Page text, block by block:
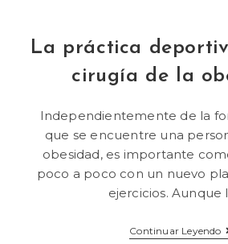
La práctica
cirugía de la
Independientemente de la
que se encuentre una
obesidad, es importante
poco a poco con un nuevo
ejercicios. Aunque
Continuar Leyendo